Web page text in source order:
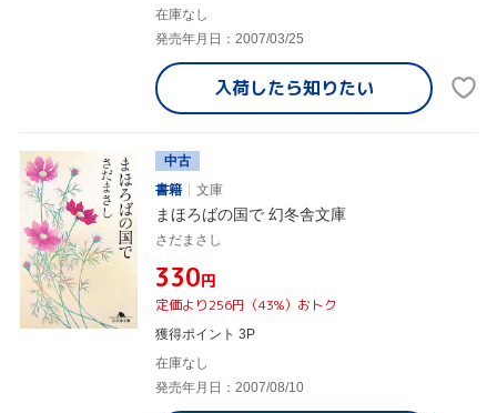
在庫なし
発売年月日：2007/03/25
入荷したら知りたい
中古
書籍
文庫
まほろばの国で 幻冬舎文庫
さだまさし
¥330円
定価より256円（43%）おトク
獲得ポイント 3P
在庫なし
発売年月日：2007/08/10